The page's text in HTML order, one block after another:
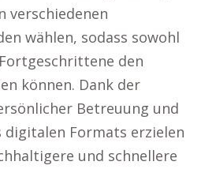
verschiedenen
wählen, sodass sowohl
den
können. Dank der
Betreuung und
Formats erzielen
und schnellere